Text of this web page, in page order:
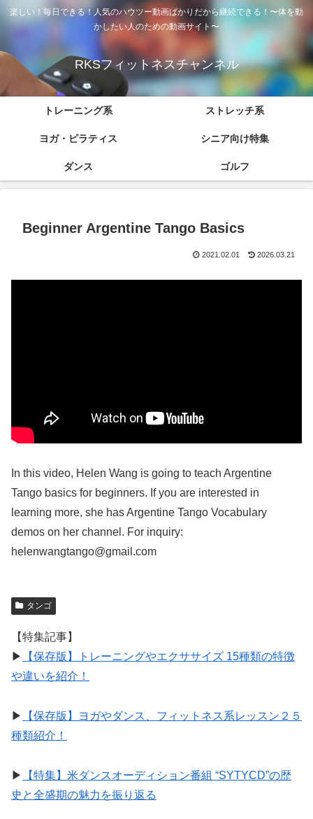
楽しい！毎日できる！人気のハウツー動画ばかりだから継続できる！〜体を動
かしたい人のための動画サイト〜
RKSフィットネスチャンネル
トレーニング系 ストレッチ系
ヨガ・ピラティス シニア向け特集
ダンス ゴルフ
Beginner Argentine Tango Basics
2021.02.01 2026.03.21
In this video, Helen Wang is going to teach Argentine
Tango basics for beginners. If you are interested in
learning more, she has Argentine Tango Vocabulary
demos on her channel. For inquiry:
helenwangtango@gmail.com
タンゴ
【特集記事】
▶︎
【保存版】トレーニングやエクササイズ 15種類の特徴
や違いを紹介！
▶︎
【保存版】ヨガやダンス、フィットネス系レッスン２５
種類紹介！
▶︎
【特集】米ダンスオーディション番組 “SYTYCD”の歴
史と全盛期の魅力を振り返る